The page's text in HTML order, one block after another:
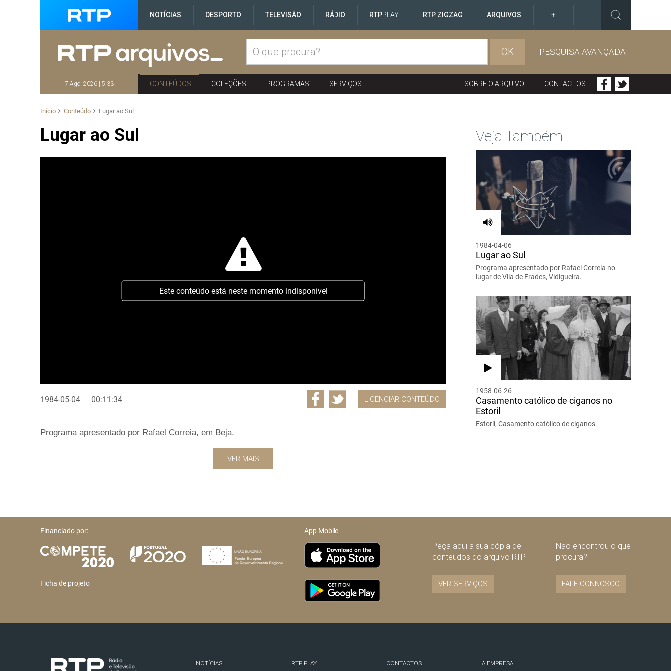
NOTÍCIAS DESPORTO TELEVISÃO RÁDIO RTPPLAY RTP ZIGZAG ARQUIVOS +
OK PESQUISA AVANÇADA
7 Ago. 2026 | 5:33 CONTEÚDOS COLEÇÕES PROGRAMAS SERVIÇOS SOBRE O ARQUIVO CONTACTOS
Início Conteúdo Lugar ao Sul
Lugar ao Sul
Este conteúdo está neste momento indisponível
1984-05-04 00:11:34 LICENCIAR CONTEÚDO
Programa apresentado por Rafael Correia, em Beja.
VER MAIS
Veja Também
1984-04-06
Lugar ao Sul
Programa apresentado por Rafael Correia no
lugar de Vila de Frades, Vidigueira.
1958-06-26
Casamento católico de ciganos no
Estoril
Estoril, Casamento católico de ciganos.
Financiado por:
Ficha de projeto
App Mobile
Peça aqui a sua cópia de
conteúdos do arquivo RTP
VER SERVIÇOS
Não encontrou o que
procura?
FALE CONNOSCO
NOTÍCIAS
RTP PLAY
CONTACTOS
A EMPRESA